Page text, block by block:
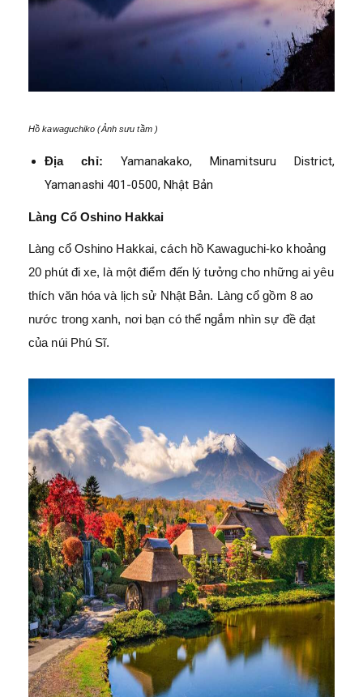
Hồ kawaguchiko (Ảnh sưu tầm )
Địa chỉ:
Yamanakako, Minamitsuru District,
Yamanashi 401-0500, Nhật Bản
Làng Cổ Oshino Hakkai
Làng cổ Oshino Hakkai, cách hồ Kawaguchi-ko khoảng
20 phút đi xe, là một điểm đến lý tưởng cho những ai yêu
thích văn hóa và lịch sử Nhật Bản. Làng cổ gồm 8 ao
nước trong xanh, nơi bạn có thể ngắm nhìn sự đề đạt
của núi Phú Sĩ.